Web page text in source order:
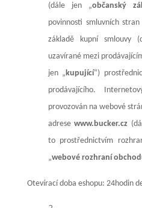
(dále jen „občanský
povinnosti smluvních
základě kupní smlouvy
uzavírané mezi
jen „ kupující“)
prodávajícího.
provozován na webové
adresewww.bucker.cz
to prostřednictvím
„webové rozhraní
Otevírací doba eshopu: 24hodin